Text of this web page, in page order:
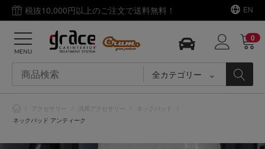
税抜10,000円以上のご注文で送料無料！ EN
全カテゴリー
0
MENU
アクセサリー 汎用アクセサリー ネックパッド
ネックパッド アンティーク